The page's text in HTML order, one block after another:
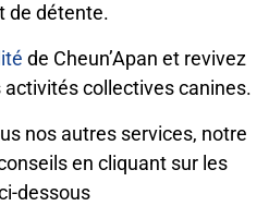
de détente.
de Cheun’Apan et revivez
collectives canines.
nos autres services, notre
en cliquant sur les
dessous